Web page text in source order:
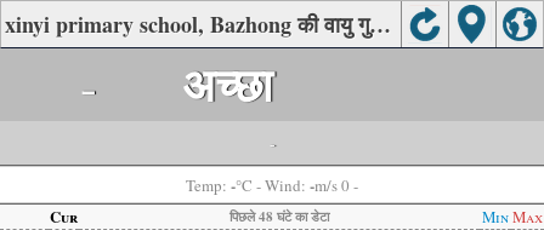
xinyi primary school, Bazhong की वायु गुणवत्ता
- अच्छा
-
Temp: -°C - Wind: -m/s 0 -
Cur
पिछले 48 घंटे का डेटा MinMax